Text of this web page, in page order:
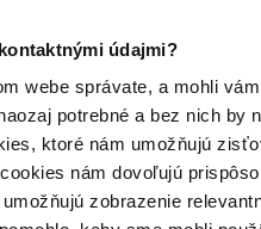
údajmi?
webe správate, a mohli
potrebné a bez nich by
ktoré nám umožňujú
nám dovoľujú
zobrazenie